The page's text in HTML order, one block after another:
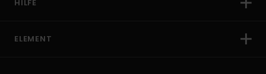
HILFE
ELEMENT